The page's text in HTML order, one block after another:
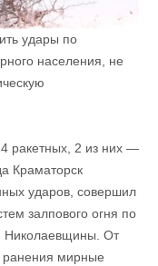
удары по
населения, не
ракетных, 2 из них —
Краматорск
ударов, совершил
залпового огня по
Николаевщины. От
ранения мирные